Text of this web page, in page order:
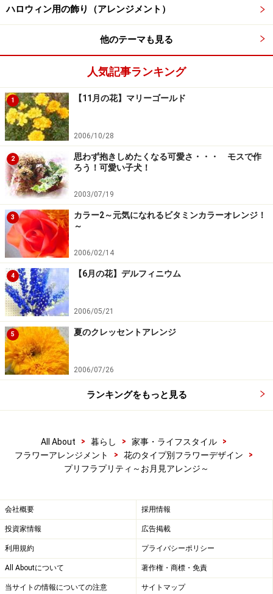
ハロウィン用の飾り（アレンジメント）
他のテーマも見る
人気記事ランキング
1 【11月の花】マリーゴールド
2006/10/28
2
思わず抱きしめたくなる可愛さ・・・ モスで作
ろう！可愛い子犬！
2003/07/19
3
カラー2～元気になれるビタミンカラーオレンジ！
～
2006/02/14
4 【6月の花】デルフィニウム
2006/05/21
5 夏のクレッセントアレンジ
2006/07/26
ランキングをもっと見る
All About > 暮らし > 家事・ライフスタイル
>
フラワーアレンジメント
> 花のタイプ別フラワーデザイン
>
プリフラプリティ～お月見アレンジ～
会社概要 採用情報
投資家情報 広告掲載
利用規約 プライバシーポリシー
All Aboutについて 著作権・商標・免責
当サイトの情報についての注意 サイトマップ